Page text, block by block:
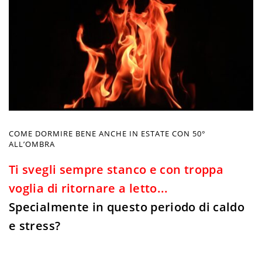
COME DORMIRE BENE ANCHE IN ESTATE CON 50°
ALL’OMBRA
Ti svegli sempre stanco e con troppa
voglia di ritornare a letto...
Specialmente in questo periodo di caldo
e stress?